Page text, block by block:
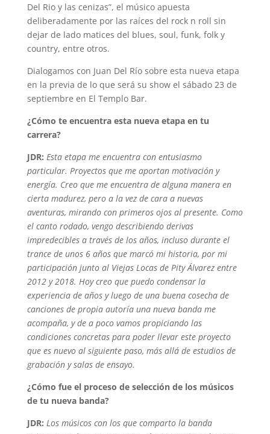
Del Rio y las cenizas”, el músico apuesta
deliberadamente por las raíces del rock n roll sin
dejar de lado matices del blues, soul, funk, folk y
country, entre otros.
Dialogamos con Juan Del Río sobre esta nueva etapa
en la previa de lo que será su show el sábado 23 de
septiembre en El Templo Bar.
¿Cómo te encuentra esta nueva etapa en tu
carrera?
JDR: Esta etapa me encuentra con entusiasmo
particular. Proyectos que me aportan motivación y
energía. Creo que me encuentra de alguna manera en
cierta madurez, pero a la vez de cara a nuevas
aventuras, mirando con primeros ojos al presente. Como
el canto rodado, vengo describiendo derivas
impredecibles a través de los años, incluso durante el
trance de unos 6 años que marcó mi historia, por mi
participación junto al Viejas Locas de Pity Álvarez entre
2012 y 2018. Hoy creo que puedo condensar la
experiencia de años y luego de una buena cosecha de
canciones de propia autoría una nueva banda me
acompaña, y de a poco vamos propiciando las
condiciones concretas para poder llevar este proyecto
que es nuevo al siguiente paso, más allá de estudios de
grabación y salas de ensayo.
¿Cómo fue el proceso de selección de los músicos
de tu nueva banda?
JDR: Los músicos con los que comparto la banda